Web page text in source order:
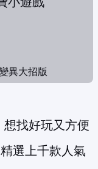
異大招版
找好玩又方便
選上千款人氣